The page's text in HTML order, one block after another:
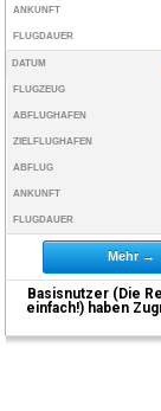
ANKUNFT
FLUGDAUER
DATUM
FLUGZEUG
ABFLUGHAFEN
ZIELFLUGHAFEN
ABFLUG
ANKUNFT
FLUGDAUER
Mehr →
Basisnutzer (Die
einfach!) haben